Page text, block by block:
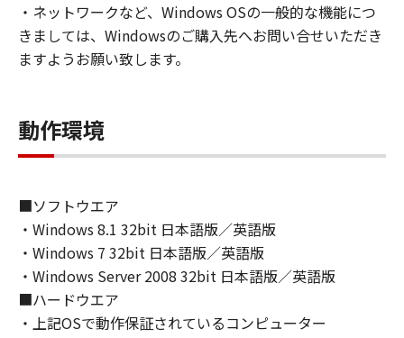
４．所有権
「本ソフトウェア」に係る権原および所有権
は、その内容によりキヤノンまたはキヤノンの
５．輸出
お客様は、日本国政府または関連する外国政府
トウェア」の全部または一部を、直接または間
接に輸出してはなりません。
６．サポートおよびアップデート
キヤノン、キヤノンの子会社、関係会社、それ
らの販売代理店および販売店、並びにキヤノン
のライセンサーは、お客様による「本ソフトウ
・ネットワークなど、Windows OSの一般的な機能につ
きましては、Windowsのご購入先へお問い合せいただき
ますようお願い致します。
動作環境
■ソフトウエア
・Windows 8.1 32bit 日本語版／英語版
・Windows 7 32bit 日本語版／英語版
・Windows Server 2008 32bit 日本語版／英語版
■ハードウエア
・上記OSで動作保証されているコンピューター